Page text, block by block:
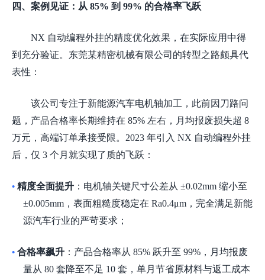
四、案例见证：从 85% 到 99% 的合格率飞跃
NX 自动编程外挂的精度优化效果，在实际应用中得
到充分验证。东莞某精密机械有限公司的转型之路颇具代
表性：
该公司专注于新能源汽车电机轴加工，此前因刀路问
题，产品合格率长期维持在 85% 左右，月均报废损失超 8
万元，高端订单承接受限。2023 年引入 NX 自动编程外挂
后，仅 3 个月就实现了质的飞跃：
• 精度全面提升 ：电机轴关键尺寸公差从 ±0.02mm 缩小至
±0.005mm，表面粗糙度稳定在 Ra0.4μm，完全满足新能
源汽车行业的严苛要求；
• 合格率飙升 ：产品合格率从 85% 跃升至 99%，月均报废
量从 80 套降至不足 10 套，单月节省原材料与返工成本